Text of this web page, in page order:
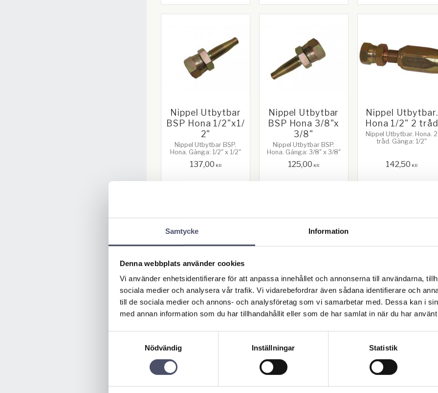
Samtycke Information
Denna webbplats använder cookies
Vi använder enhetsidentifierare för att anpassa innehållet och annonserna till användarna,
sociala medier och analysera vår trafik. Vi vidarebefordrar även sådana identifierare och
till de sociala medier och annons- och analysföretag som vi samarbetar med. Dessa kan i
med annan information som du har tillhandahållit eller som de har samlat in när du har
Nödvändig
Inställningar Statistik
Nippel Utbytbar
BSP Hona 1/2"x1/
2"
Nippel Utbytbar BSP.
Hona. Gänga: 1/2" x 1/2"
137,00 KR
Nippel Utbytbar
BSP Hona 3/8"x
3/8"
Nippel Utbytbar BSP.
Hona. Gänga: 3/8" x 3/8"
125,00 KR
Nippel Utbytbar.
Hona 1/2" 2 tråd
Nippel Utbytbar. Hona. 2
tråd. Gänga: 1/2"
142,50 KR
till MF, Ford och
Till Massey Ferguson,
15,00
(Hane)Längd: 165mm
388,00
3/8" 6 Splines (Hane)
Längd: 140mm (5½")
141,00